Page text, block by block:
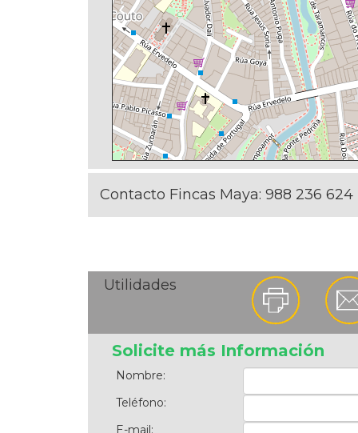
Contacto Fincas Maya: 988 236 624
Utilidades
Solicite más Información
Nombre:
Teléfono:
E-mail: